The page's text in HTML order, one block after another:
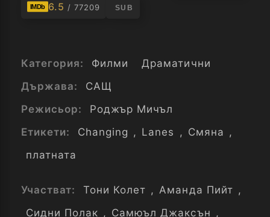
IMDb 6.5 / 77209 SUB
Категория: Филми
Драматични
Държава:
САЩ
Режисьор:
Роджър Мичъл
Етикети:
Changing , Lanes , Смяна ,
платната
Участват: Тони Колет , Аманда Пийт ,
Сидни Полак , Самюъл Джаксън ,